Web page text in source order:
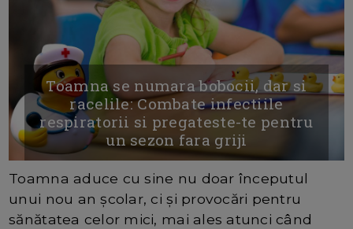
Toamna se numara bobocii, dar si
racelile: Combate infectiile
respiratorii si pregateste-te pentru
un sezon fara griji
Toamna aduce cu sine nu doar începutul
unui nou an școlar, ci și provocări pentru
sănătatea celor mici, mai ales atunci când